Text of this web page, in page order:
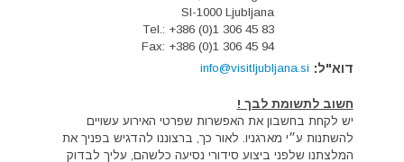
SI-1000 Ljubljana
Tel.: +386 (0)1 306 45 83
Fax: +386 (0)1 306 45 94
דוא"ל: info@visitljubljana.si
חשוב לתשומת לבך !
יש לקחת בחשבון את האפשרות שפרטי האירוע עשויים
להשתנות ע״י מארגניו. לאור כך, ברצוננו להדגיש בפניך את
המלצתנו שלפני ביצוע סידורי נסיעה כלשהם, עליך לבדוק